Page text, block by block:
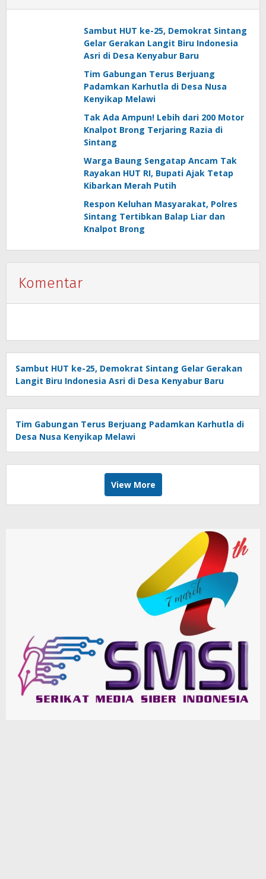
Sambut HUT ke-25, Demokrat Sintang
Gelar Gerakan Langit Biru Indonesia
Asri di Desa Kenyabur Baru
Tim Gabungan Terus Berjuang
Padamkan Karhutla di Desa Nusa
Kenyikap Melawi
Tak Ada Ampun! Lebih dari 200 Motor
Knalpot Brong Terjaring Razia di
Sintang
Warga Baung Sengatap Ancam Tak
Rayakan HUT RI, Bupati Ajak Tetap
Kibarkan Merah Putih
Respon Keluhan Masyarakat, Polres
Sintang Tertibkan Balap Liar dan
Knalpot Brong
Komentar
Sambut HUT ke-25, Demokrat Sintang Gelar Gerakan
Langit Biru Indonesia Asri di Desa Kenyabur Baru
Tim Gabungan Terus Berjuang Padamkan Karhutla di
Desa Nusa Kenyikap Melawi
View More